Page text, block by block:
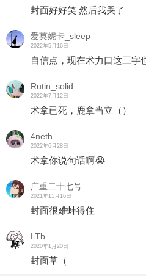
封面好好笑 然后我哭了
爱莫妮卡_sleep
2022年5月16日
自信点，现在术力口这三字
Rutin_solid
2022年7月12日
术拿已死，鹿拿当立（）
4neth
2022年6月28日
术拿你说句话啊😭
广重二十七号
2021年11月16日
封面很难蚌得住
LTb__
2020年1月20日
封面草（